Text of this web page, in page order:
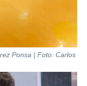
Ponsa | Foto: Carlos